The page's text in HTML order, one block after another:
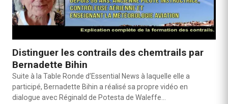
Distinguer les contrails des chemtrails par
Bernadette Bihin
Suite à la Table Ronde d’Essential News à laquelle elle a
participé, Bernadette Bihin a réalisé sa propre vidéo en
dialogue avec Réginald de Potesta de Waleffe…